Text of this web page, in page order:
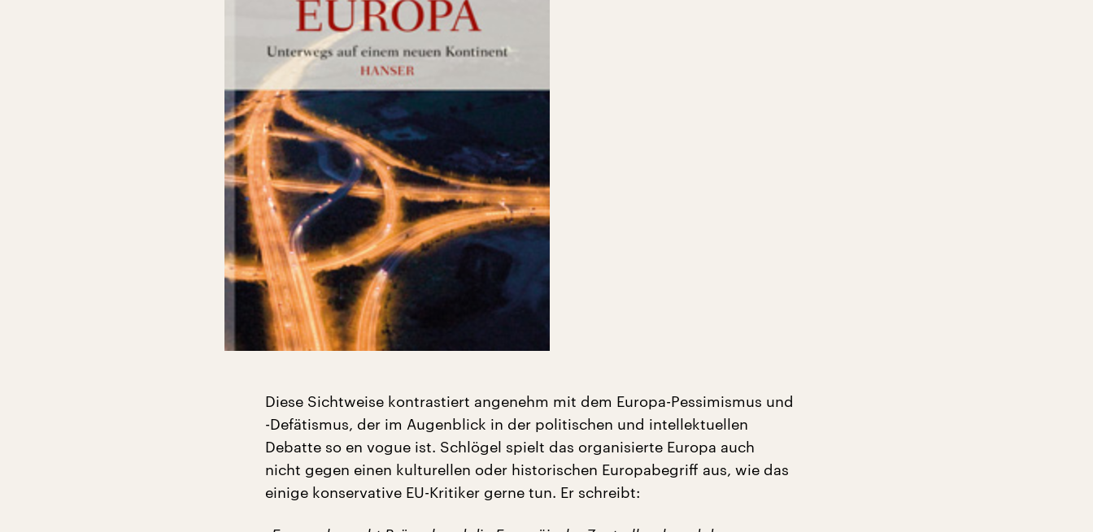
Diese Sichtweise kontrastiert angenehm mit dem Europa-Pessimismus und
-Defätismus, der im Augenblick in der politischen und intellektuellen
Debatte so en vogue ist. Schlögel spielt das organisierte Europa auch
nicht gegen einen kulturellen oder historischen Europabegriff aus, wie das
einige konservative EU-Kritiker gerne tun. Er schreibt: